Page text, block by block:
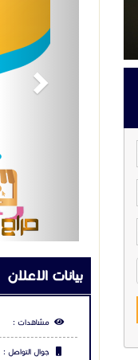
بيانات الاعلان
مشاهدات :
جوال التواصل :